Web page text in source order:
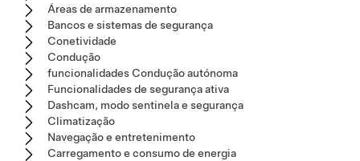
Áreas de armazenamento
Bancos e sistemas de segurança
Conetividade
Condução
funcionalidades Condução autónoma
Funcionalidades de segurança ativa
Dashcam, modo sentinela e segurança
Climatização
Navegação e entretenimento
Carregamento e consumo de energia